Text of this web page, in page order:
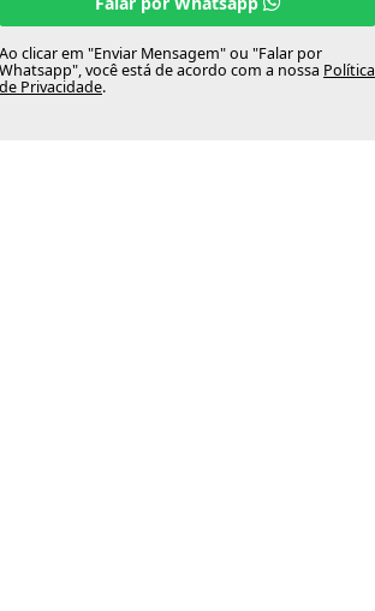
Ao clicar em "Enviar Mensagem" ou "Falar por
Whatsapp", você está de acordo com a nossa Política
de Privacidade.